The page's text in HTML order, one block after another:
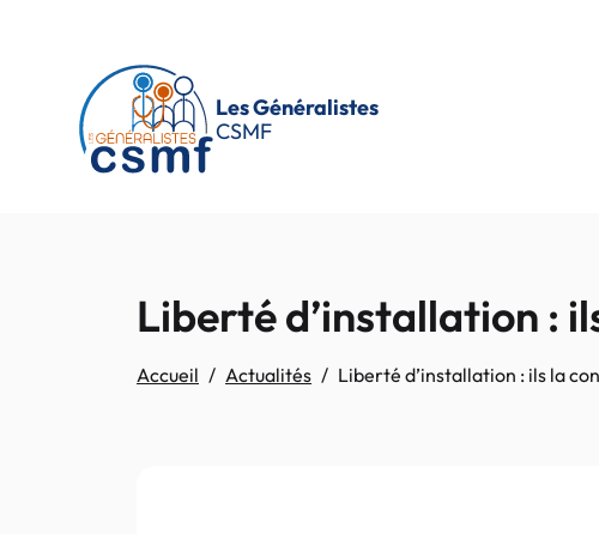
Les Généralistes
CSMF
Liberté d’installation :
Accueil Actualités Liberté d’installation : ils la